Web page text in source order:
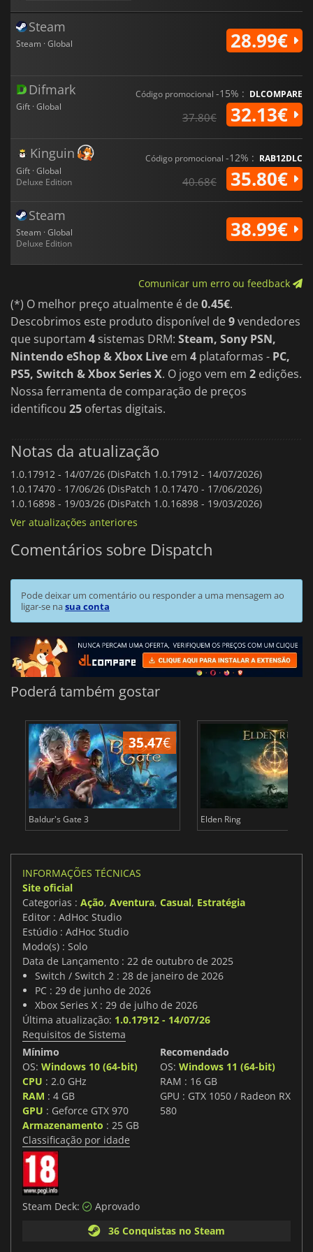
Steam
Steam · Global 28.99€
Difmark
Gift · Global
Código promocional -15% : DLCOMPARE
37.80€ 32.13€
Kinguin
Gift · Global
Deluxe Edition
Código promocional -12% : RAB12DLC
40.68€ 35.80€
Steam
Steam · Global
Deluxe Edition
38.99€
Comunicar um erro ou feedback
(*) O melhor preço atualmente é de0.45€.
Descobrimos este produto disponível de9vendedores
que suportam 4 sistemas DRM: Steam, Sony PSN,
Nintendo eShop & Xbox Live em 4 plataformas - PC,
PS5, Switch & Xbox Series X. O jogo vem em 2 edições.
Nossa ferramenta de comparação de preços
identificou 25 ofertas digitais.
Notas da atualização
1.0.17912 - 14/07/26 (DisPatch 1.0.17912 - 14/07/2026)
1.0.17470 - 17/06/26 (DisPatch 1.0.17470 - 17/06/2026)
1.0.16898 - 19/03/26 (DisPatch 1.0.16898 - 19/03/2026)
Ver atualizações anteriores
Comentários sobre Dispatch
Pode deixar um comentário ou responder a uma mensagem ao
ligar-se nasua conta
Poderá também gostar
35.47€
Baldur's Gate 3 Elden Ring
INFORMAÇÕES TÉCNICAS
Site oficial
Categorias : Ação, Aventura, Casual, Estratégia
Editor : AdHoc Studio
Estúdio : AdHoc Studio
Modo(s) : Solo
Data de Lançamento : 22 de outubro de 2025
Switch / Switch 2 : 28 de janeiro de 2026
PC : 29 de junho de 2026
Xbox Series X : 29 de julho de 2026
Última atualização: 1.0.17912 - 14/07/26
Requisitos de Sistema
Mínimo
OS: Windows 10 (64-bit)
CPU : 2.0 GHz
RAM : 4 GB
GPU : Geforce GTX 970
Armazenamento : 25 GB
Recomendado
OS: Windows 11 (64-bit)
RAM : 16 GB
GPU : GTX 1050 / Radeon RX
580
Classificação por idade
Steam Deck:
Aprovado
36 Conquistas no Steam